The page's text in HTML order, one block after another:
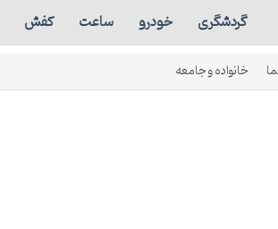
گردشگری خودرو ساعت کفش
خانواده و جامعه